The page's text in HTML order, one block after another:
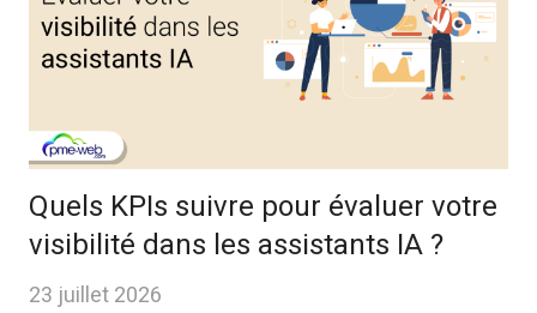
Quels KPIs suivre pour évaluer votre
visibilité dans les assistants IA ?
23 juillet 2026